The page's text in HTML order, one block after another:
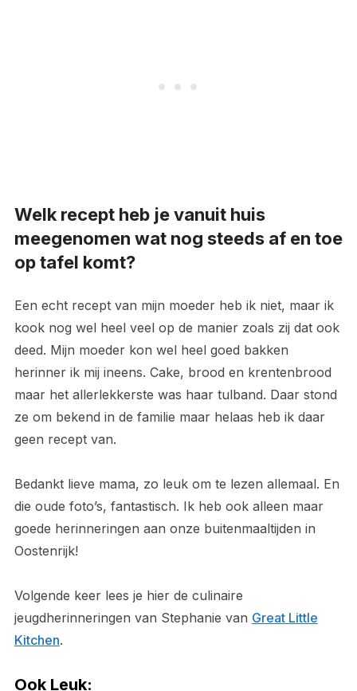
Welk recept heb je vanuit huis
meegenomen wat nog steeds af en toe
op tafel komt?
Een echt recept van mijn moeder heb ik niet, maar ik
kook nog wel heel veel op de manier zoals zij dat ook
deed. Mijn moeder kon wel heel goed bakken
herinner ik mij ineens. Cake, brood en krentenbrood
maar het allerlekkerste was haar tulband. Daar stond
ze om bekend in de familie maar helaas heb ik daar
geen recept van.
Bedankt lieve mama, zo leuk om te lezen allemaal. En
die oude foto’s, fantastisch. Ik heb ook alleen maar
goede herinneringen aan onze buitenmaaltijden in
Oostenrijk!
Volgende keer lees je hier de culinaire
jeugdherinneringen van Stephanie van Great Little
Kitchen.
Ook Leuk: